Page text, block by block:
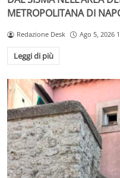
METROPOLITANA DI
Redazione Desk Ago 5, 2026
Leggi di più